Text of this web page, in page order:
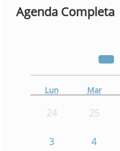
Agenda Completa
Lun Mar
24 25
3 4